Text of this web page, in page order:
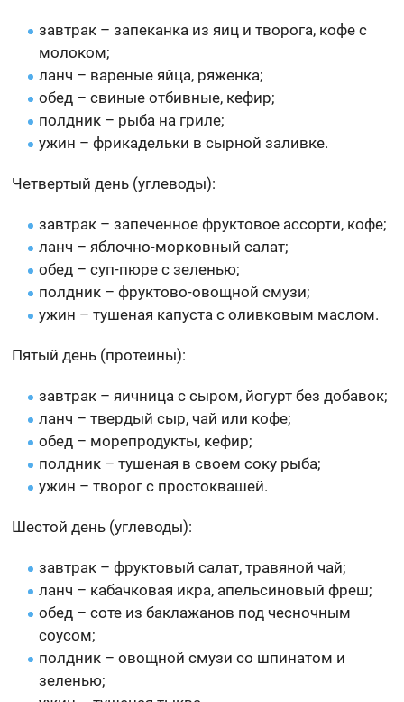
завтрак – запеканка из яиц и творога, кофе с
молоком;
ланч – вареные яйца, ряженка;
обед – свиные отбивные, кефир;
полдник – рыба на гриле;
ужин – фрикадельки в сырной заливке.
Четвертый день (углеводы):
завтрак – запеченное фруктовое ассорти, кофе;
ланч – яблочно-морковный салат;
обед – суп-пюре с зеленью;
полдник – фруктово-овощной смузи;
ужин – тушеная капуста с оливковым маслом.
Пятый день (протеины):
завтрак – яичница с сыром, йогурт без добавок;
ланч – твердый сыр, чай или кофе;
обед – морепродукты, кефир;
полдник – тушеная в своем соку рыба;
ужин – творог с простоквашей.
Шестой день (углеводы):
завтрак – фруктовый салат, травяной чай;
ланч – кабачковая икра, апельсиновый фреш;
обед – соте из баклажанов под чесночным
соусом;
полдник – овощной смузи со шпинатом и
зеленью;